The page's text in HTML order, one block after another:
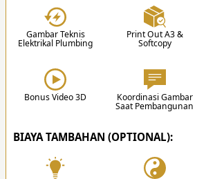
Video Edukasi Arsitektur
3. Desain
Setelah proposal disetujui, team
proses mendesain sesuai hasil
Gambar Teknis
Elektrikal Plumbing
Print Out A3 &
Softcopy
Bonus Video 3D Koordinasi Gambar
Saat Pembangunan
BIAYA TAMBAHAN (OPTIONAL):